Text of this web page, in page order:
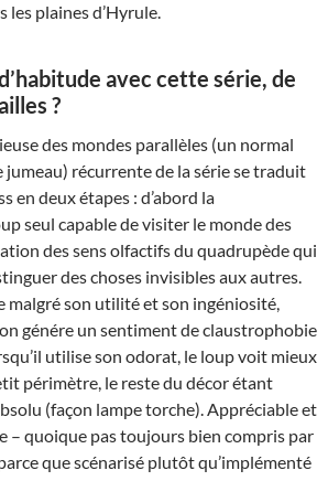
les plaines d’Hyrule.
avec cette série, de
?
des mondes parallèles (un normal
jumeau) récurrente de la série se traduit
en deux étapes : d’abord la
seul capable de visiter le monde des
des sens olfactifs du quadrupède qui
des choses invisibles aux autres.
malgré son utilité et son ingéniosité,
génére un sentiment de claustrophobie
utilise son odorat, le loup voit mieux
périmètre, le reste du décor étant
(façon lampe torche). Appréciable et
– quoique pas toujours bien compris par
que scénarisé plutôt qu’implémenté